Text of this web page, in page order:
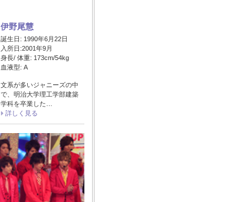
伊野尾慧
誕生日: 1990年6月22日
入所日:2001年9月
身長/ 体重: 173cm/54kg
血液型: A
文系が多いジャニーズの中
で、明治大学理工学部建築
学科を卒業した…
詳しく見る